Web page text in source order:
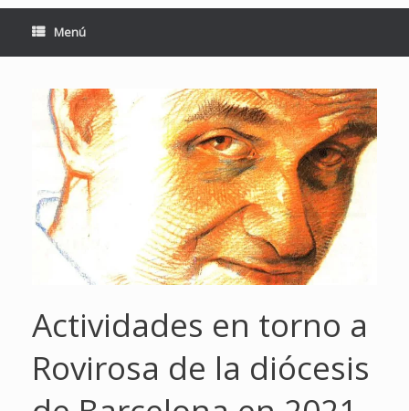
Menú
Actividades en torno a
Rovirosa de la diócesis